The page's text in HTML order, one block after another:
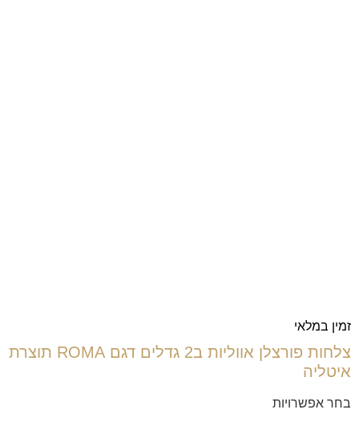
זמין במלאי
צלחות פורצלן אווליות ב2 גדלים דגם ROMA תוצרת
איטליה
בחר אפשרויות